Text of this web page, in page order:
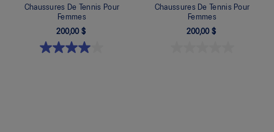
Chaussures De Tennis Pour
Femmes
200,00 $
Chaussures De Tennis Pour
Femmes
200,00 $